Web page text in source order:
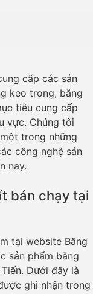
cấp các sản
keo trong, băng
tiêu cung cấp
vực. Chúng tôi
trong những
công nghệ sản
nay.
bán chạy tại
tại website Băng
sản phẩm băng
Dưới đây là
ghi nhận trong